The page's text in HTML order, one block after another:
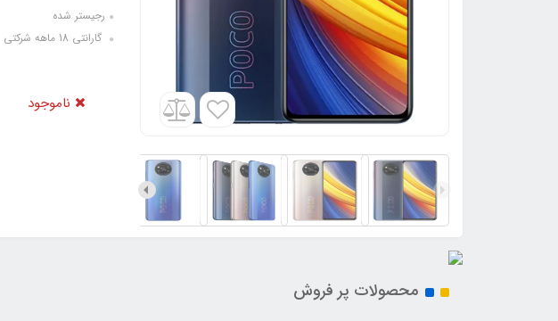
رجیستر شده
گارانتی 18 ماهه شرکتی
ناموجود
محصولات پر فروش